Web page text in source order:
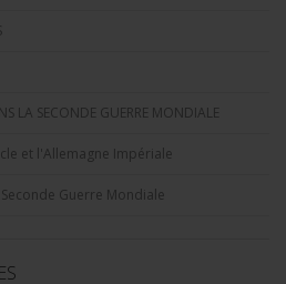
LA SECONDE GUERRE MONDIALE
et l'Allemagne Impériale
Guerre Mondiale